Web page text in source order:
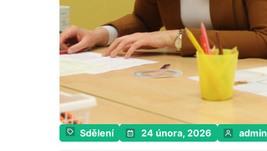
Sdělení 24 února, 2026 admin